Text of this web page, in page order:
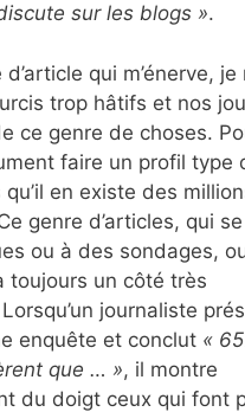
sur les blogs ».
d’article qui m’énerve, je
trop hâtifs et nos
ce genre de choses.
faire un profil type
en existe des
genre d’articles, qui
ou à des sondages,
toujours un côté très
journaliste
enquête et conclut «
que … », il montre
du doigt ceux qui font